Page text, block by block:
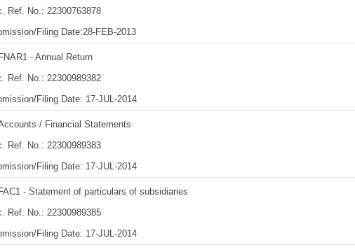
Ref. No.: 22300763878
Filing Date:28-FEB-2013
- Annual Return
Ref. No.: 22300989382
Filing Date: 17-JUL-2014
/ Financial Statements
Ref. No.: 22300989383
Filing Date: 17-JUL-2014
- Statement of particulars of subsidiaries
Ref. No.: 22300989385
Filing Date: 17-JUL-2014